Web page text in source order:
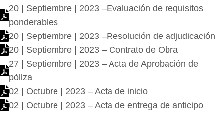
20 | Septiembre | 2023 –Evaluación de requisitos
ponderables
20 | Septiembre | 2023 –Resolución de adjudicación
20 | Septiembre | 2023 – Contrato de Obra
27 | Septiembre | 2023 – Acta de Aprobación de
póliza
02 | Octubre | 2023 – Acta de inicio
02 | Octubre | 2023 – Acta de entrega de anticipo